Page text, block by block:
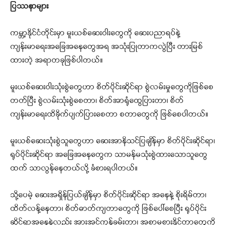
ပြဿနာများ
ကမ္ဘာ့နိုင်ငံတိုင်းမှာ မူးယစ်ဆေးဝါးတွေကို ဆေးပညာရပ်နဲ့
ကျန်းမာရေးအခြေအနေတွေအရ အသုံးပြုတာကလွဲပြီး တားမြစ်
ထားတဲ့ အရာတခုဖြစ်ပါတယ်။
မူးယစ်ဆေးဝါးသုံးစွဲတွေဟာ စိတ်ပိုင်းဆိုင်ရာ စွဲလမ်းမှုတွေကိုဖြစ်စေ
တတ်ပြီး စွဲလမ်းသုံးစွဲစေတာ၊ စိတ်အာရုံထွေပြားတာ၊ စိတ်
ကျန်းမာရေးထိခိုက်ပျက်ပြားစေတာ စတာတွေကို ဖြစ်စေပါတယ်။
မူးယစ်ဆေးသုံးစွဲသူတွေဟာ ဆေးအာနိသင်ပြချိန်မှာ စိတ်ပိုင်းဆိုင်ရာ၊
ရုပ်ပိုင်းဆိုင်ရာ အခြေ‌အနေတွေက သာမန်မသုံးစွဲထားသောသူတွေ
ထက် သာလွန်နေတယ်လို့ ခံစားရပါတယ်။
သို့ပေမဲ့ ဆေးအရှိန်ပြယ်ချိန်မှာ စိတ်ပိုင်းဆိုင်ရာ အနေနဲ့ စိုးရိမ်တာ၊
ထိတ်လန့်နေတာ၊ စိတ်ဓာတ်ကျတာတွေကို ဖြစ်ပေါ်စေပြီး ရုပ်ပိုင်း
ဆိုင်ရာအနေနဲ့လည်း အားအင်ကုန်ခမ်းတာ၊ အစာမစားနိုင်တာတွေကို